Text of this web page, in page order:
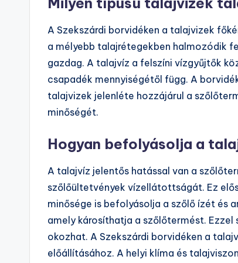
A Szekszárdi borvidéken a talajvizek
a mélyebb talajrétegekben halmozódik
gazdag. A talajvíz a felszíni vízgyűjtők
csapadék mennyiségétől függ. A
talajvizek jelenléte hozzájárul a
minőségét.
Hogyan befolyásolja a
A talajvíz jelentős hatással van a
szőlőültetvények vízellátottságát. Ez
minősége is befolyásolja a szőlő ízét és
amely károsíthatja a szőlőtermést.
okozhat. A Szekszárdi borvidéken a
előállításához. A helyi klíma és